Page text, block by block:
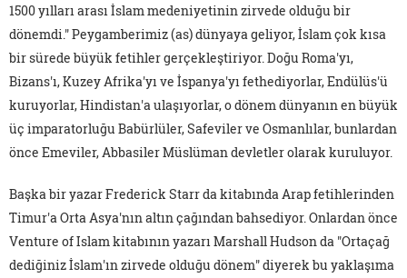
1500 yılları arası İslam medeniyetinin zirvede olduğu bir
dönemdi." Peygamberimiz (as) dünyaya geliyor, İslam çok kısa
bir sürede büyük fetihler gerçekleştiriyor. Doğu Roma'yı,
Bizans'ı, Kuzey Afrika'yı ve İspanya'yı fethediyorlar, Endülüs'ü
kuruyorlar, Hindistan'a ulaşıyorlar, o dönem dünyanın en büyük
üç imparatorluğu Babürlüler, Safeviler ve Osmanlılar, bunlardan
önce Emeviler, Abbasiler Müslüman devletler olarak kuruluyor.
Başka bir yazar Frederick Starr da kitabında Arap fetihlerinden
Timur'a Orta Asya'nın altın çağından bahsediyor. Onlardan önce
Venture of Islam kitabının yazarı Marshall Hudson da "Ortaçağ
dediğiniz İslam'ın zirvede olduğu dönem" diyerek bu yaklaşıma